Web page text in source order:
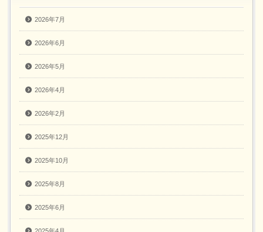
2026年7月
2026年6月
2026年5月
2026年4月
2026年2月
2025年12月
2025年10月
2025年8月
2025年6月